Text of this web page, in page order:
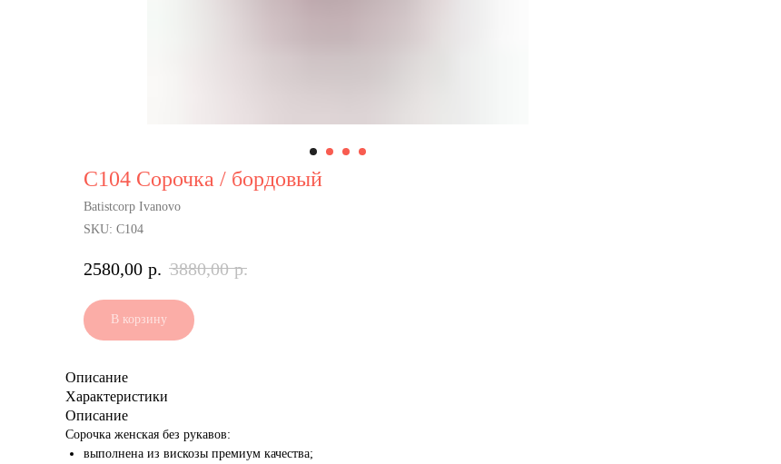
С104 Сорочка / бордовый
Batistcorp Ivanovo
SKU: С104
2580,00 р. 3880,00 р.
В корзину
Описание
Характеристики
Описание
Сорочка женская без рукавов:
выполнена из вискозы премиум качества;